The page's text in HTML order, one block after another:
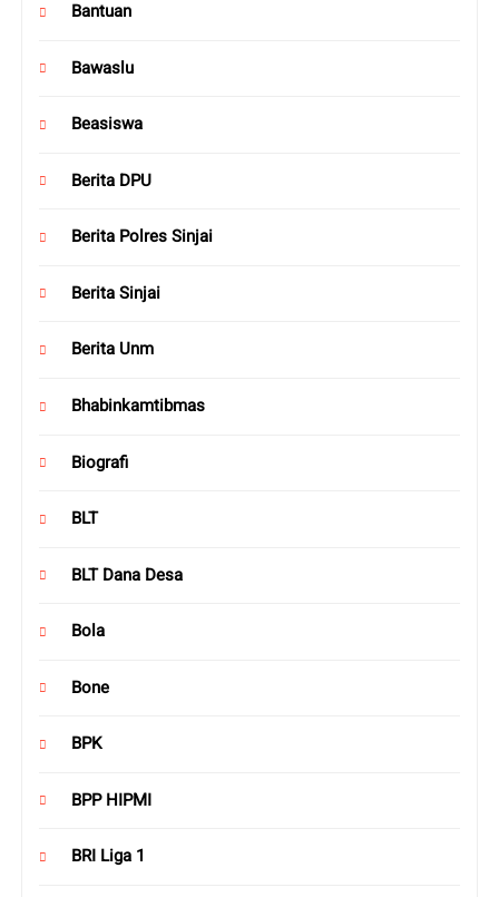
Bantuan
Bawaslu
Beasiswa
Berita DPU
Berita Polres Sinjai
Berita Sinjai
Berita Unm
Bhabinkamtibmas
Biografi
BLT
BLT Dana Desa
Bola
Bone
BPK
BPP HIPMI
BRI Liga 1